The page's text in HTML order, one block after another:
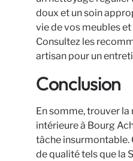
doux et un soin
vie de vos meubles
Consultez les
artisan pour un
Conclusion
En somme, trouver
intérieure à Bourg
tâche insurmontable.
de qualité tels que la